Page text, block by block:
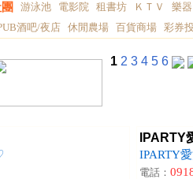
游泳池 電影院 租書坊 ＫＴＶ
樂器
酒吧/夜店 休閒農場 百貨商場 彩券
IPARTY
IPARTY
電話：
1 2 3 4 5 6